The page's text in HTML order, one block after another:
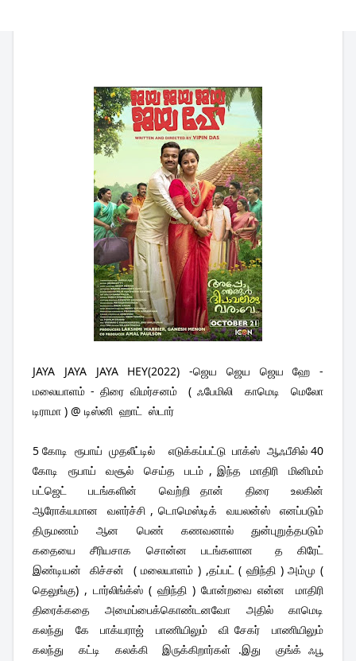
JAYA JAYA JAYA HEY(2022) -ஜெய ஜெய ஜெய ஹே -
மலையாளம் - திரை விமர்சனம்  ( ஃபேமிலி  காமெடி  மெலோ
டிராமா ) @ டிஸ்னி  ஹாட்  ஸ்டார்
5 கோடி  ரூபாய்  முதலீட்டில்    எடுக்கப்பட்டு  பாக்ஸ்  ஆஃபீசில் 40
கோடி  ரூபாய்  வசூல்  செய்த  படம் , இந்த  மாதிரி  மினிமம்
பட்ஜெட்  படங்களின்  வெற்றி தான்  திரை  உலகின்
ஆரோக்யமான  வளர்ச்சி , டொமெஸ்டிக்  வயலன்ஸ்  எனப்படும்
திருமணம்  ஆன  பெண்  கணவனால்  துன்புறுத்தபடும்
கதையை  சீரியசாக  சொன்ன  படங்களான   த  கிரேட்
இண்டியன்  கிச்சன்  ( மலையாளம் ) ,தப்பட் ( ஹிந்தி ) அம்மு (
தெலுங்கு) , டார்லிங்க்ஸ் ( ஹிந்தி ) போன்றவை என்ன  மாதிரி
திரைக்கதை  அமைப்பைக்கொண்டனவோ  அதில்  காமெடி
கலந்து  கே  பாக்யராஜ்  பாணியிலும்  வி சேகர்  பாணியிலும்
கலந்து  கட்டி  கலக்கி  இருக்கிறார்கள் .இது  குங்க் ஃபூ